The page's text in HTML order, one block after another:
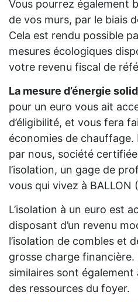
Vous pourrez également
de vos murs, par le biais
Cela est rendu possible
mesures écologiques
votre revenu fiscal de
La mesure d’énergie
pour un euro vous ait
d’éligibilité, et vous fera
économies de chauffage.
par nous, société
l’isolation, un gage de
vous qui vivez à BALLON
L’isolation à un euro est
disposant d’un revenu
l’isolation de combles et
grosse charge financière.
similaires sont
des ressources du foyer.